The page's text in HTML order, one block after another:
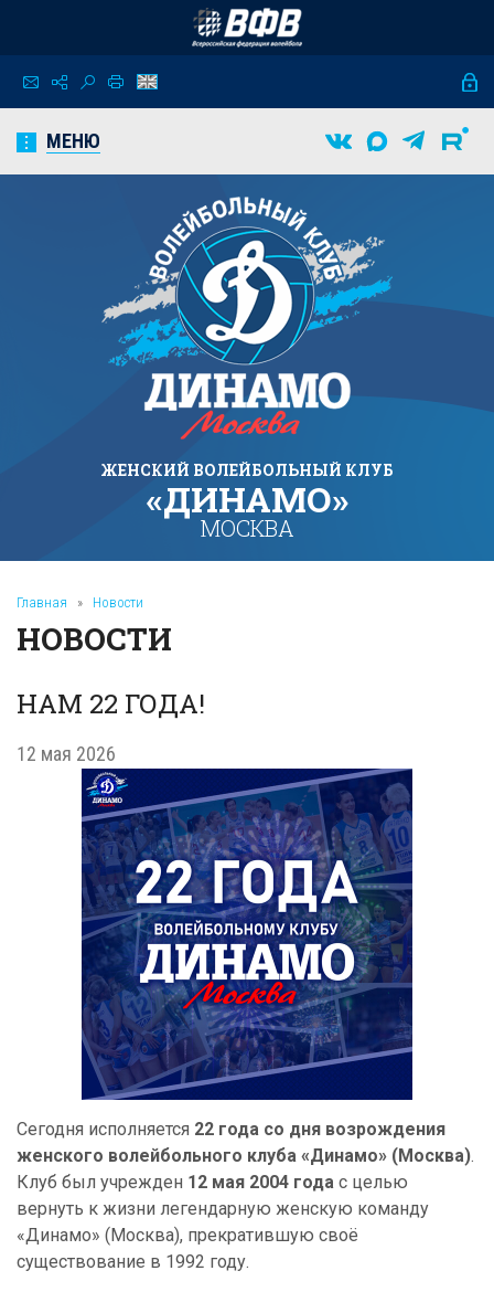
МЕНЮ
ЖЕНСКИЙ ВОЛЕЙБОЛЬНЫЙ КЛУБ
«ДИНАМО»
МОСКВА
Главная » Новости
НОВОСТИ
НАМ 22 ГОДА!
12 мая 2026
Сегодня исполняется 22 года со дня возрождения
женского волейбольного клуба «Динамо» (Москва).
Клуб был учрежден 12 мая 2004 года с целью
вернуть к жизни легендарную женскую команду
«Динамо» (Москва), прекратившую своё
существование в 1992 году.